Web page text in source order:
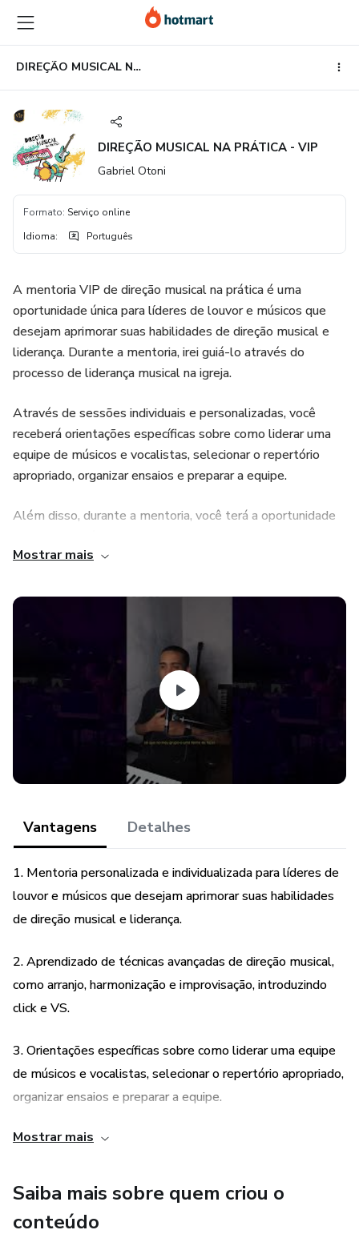
para
o
conteúdo
principal
para
o
pagamento
para
o
rodapé
DIREÇÃO MUSICAL NA PRÁTICA - VIP
DIREÇÃO MUSICAL NA PRÁTICA - VIP
Gabriel Otoni
Formato: Serviço online
Idioma: Português
A mentoria VIP de direção musical na prática é uma
oportunidade única para líderes de louvor e músicos que
desejam aprimorar suas habilidades de direção musical e
liderança. Durante a mentoria, irei guiá-lo através do
processo de liderança musical na igreja.
Através de sessões individuais e personalizadas, você
receberá orientações específicas sobre como liderar uma
equipe de músicos e vocalistas, selecionar o repertório
apropriado, organizar ensaios e preparar a equipe.
Além disso, durante a mentoria, você terá a oportunidade
arranjo, harmonização e improvisação, introduzindo click e
profunda e abrangente de como liderar uma equipe
musicalmente, bem como uma rede de contatos de líderes
de adoração e músicos com quem poderá colaborar no
Se você é um líder de louvor ou músico que busca seguir
em sua carreira e liderança musical na igreja, a mentoria VIP
de direção musical na prática é a escolha certa para você.
1- CONCEITO (10 PASSOS)
- COMO FAZER UMA AUDIÇÃO DE NOVOS
INSTRUMENTISTAS
- COMO FAZER UMA AUDIÇÃO PARA VOCAIS
- INTRODUZINDO CLICK E VS
- MONTANDO SEUS PRÓPIOS VS´S
- COMO FAZER UM NIVELAMENTO TÉCINCO DO
GRUPO
3- PLANEJAMENTO CONSTRUÇÃO DE REPERTÓRIO
4- DM PRÁTICO E EFICIENTE
5- AUXÍLIO ESTRUTURAL
Mostrar mais
Vantagens Detalhes
1. Mentoria personalizada e individualizada para líderes de
louvor e músicos que desejam aprimorar suas habilidades
de direção musical e liderança.
2. Aprendizado de técnicas avançadas de direção musical,
como arranjo, harmonização e improvisação, introduzindo
click e VS.
3. Orientações específicas sobre como liderar uma equipe
de músicos e vocalistas, selecionar o repertório apropriado,
organizar ensaios e preparar a equipe.
4. Compreensão profunda e abrangente de como liderar
contatos de líderes de adoração e músicos com quem
poderá colaborar no futuro.
Mostrar mais
Saiba mais sobre quem criou o
conteúdo